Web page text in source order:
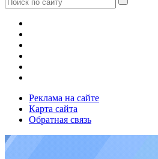
Реклама на сайте
Карта сайта
Обратная связь